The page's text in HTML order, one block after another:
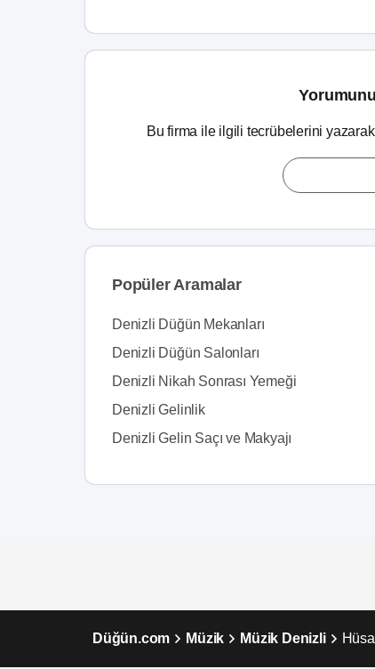
Bu firma ile ilgili tecrübelerini
Popüler Aramalar
Denizli Düğün Mekanları
Denizli Düğün Salonları
Denizli Nikah Sonrası Yemeği
Denizli Gelinlik
Denizli Gelin Saçı ve Makyajı
Düğün.com Müzik Müzik Denizli